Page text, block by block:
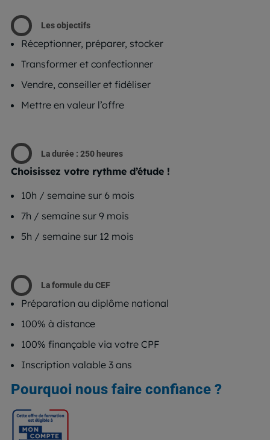
Les objectifs
Réceptionner, préparer, stocker
Transformer et confectionner
Vendre, conseiller et fidéliser
Mettre en valeur l’offre
La durée : 250 heures
Choisissez votre rythme d’étude !
10h / semaine sur 6 mois
7h / semaine sur 9 mois
5h / semaine sur 12 mois
La formule du CEF
Préparation au diplôme national
100% à distance
100% finançable via votre CPF
Inscription valable 3 ans
Pourquoi nous faire confiance ?